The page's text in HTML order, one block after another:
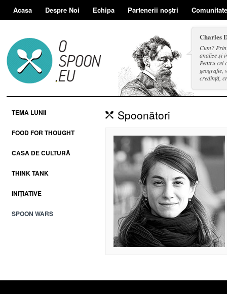
Acasa Despre Noi Echipa Partenerii noștri
Charles
Cum?
analize și
Pentru cei
geografie,
credință,
TEMA LUNII
FOOD FOR THOUGHT
CASA DE CULTURĂ
THINK TANK
INIȚIATIVE
SPOON WARS
Spoonători